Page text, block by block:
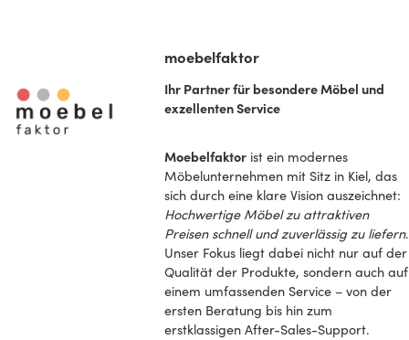
moebelfaktor
Ihr Partner für besondere Möbel und
exzellenten Service
Moebelfaktor ist ein modernes
Möbelunternehmen mit Sitz in Kiel, das
sich durch eine klare Vision auszeichnet:
Hochwertige Möbel zu attraktiven
Preisen schnell und zuverlässig zu liefern.
Unser Fokus liegt dabei nicht nur auf der
Qualität der Produkte, sondern auch auf
einem umfassenden Service – von der
ersten Beratung bis hin zum
erstklassigen After-Sales-Support.